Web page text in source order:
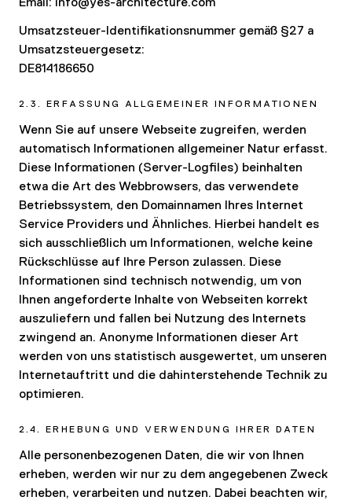
Umsatzsteuer-Identifikationsnummer gemäß §27 a
Umsatzsteuergesetz:
DE814186650
2.3. ERFASSUNG ALLGEMEINER INFORMATIONEN
Wenn Sie auf unsere Webseite zugreifen, werden
automatisch Informationen allgemeiner Natur erfasst.
Diese Informationen (Server-Logfiles) beinhalten
etwa die Art des Webbrowsers, das verwendete
Betriebssystem, den Domainnamen Ihres Internet
Service Providers und Ähnliches. Hierbei handelt es
sich ausschließlich um Informationen, welche keine
Rückschlüsse auf Ihre Person zulassen. Diese
Informationen sind technisch notwendig, um von
Ihnen angeforderte Inhalte von Webseiten korrekt
auszuliefern und fallen bei Nutzung des Internets
zwingend an. Anonyme Informationen dieser Art
werden von uns statistisch ausgewertet, um unseren
Internetauftritt und die dahinterstehende Technik zu
optimieren.
2.4. ERHEBUNG UND VERWENDUNG IHRER DATEN
Alle personenbezogenen Daten, die wir von Ihnen
erheben, werden wir nur zu dem angegebenen Zweck
erheben, verarbeiten und nutzen. Dabei beachten wir,